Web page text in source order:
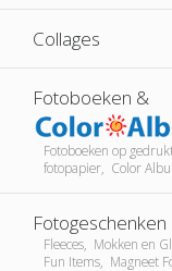
Collages
Fotoboeken &
Fotoboeken op
fotopapier, Color
Fotogeschenken
Fleeces, Mokken en
Fun Items, Magneet